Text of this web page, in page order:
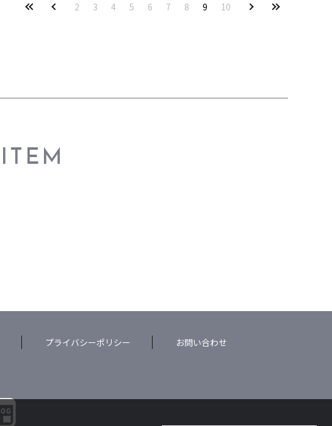
2
3 4 5 6 7 8 9 10
プライバシーポリシー お問い合わせ